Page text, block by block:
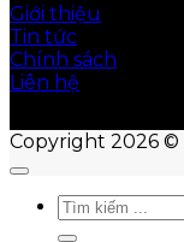
Giới thiệu
Tin tức
Chính sách
Liên hệ
Copyright 2026 ©